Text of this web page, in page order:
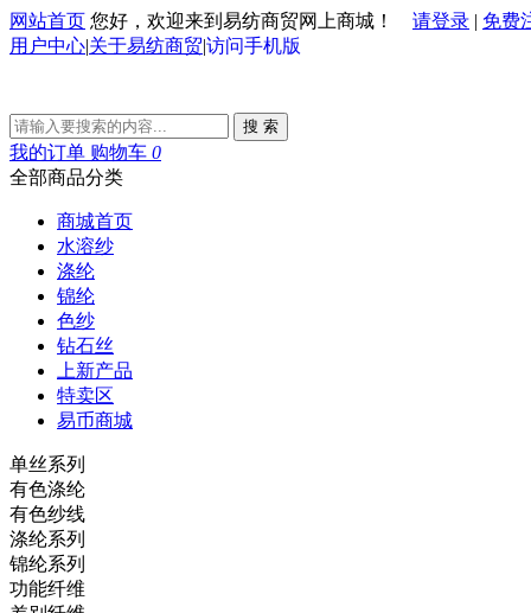
网站首页 您好，欢迎来到易纺商贸网上商城！ 请登录 | 免费
用户中心|关于易纺商贸|访问手机版
搜 索
我的订单 购物车 0
全部商品分类
商城首页
水溶纱
涤纶
锦纶
色纱
钻石丝
上新产品
特卖区
易币商城
单丝系列
有色涤纶
有色纱线
涤纶系列
锦纶系列
功能纤维